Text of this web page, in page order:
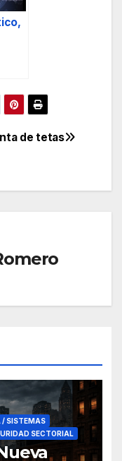
de tetas
/ SISTEMAS
SECTORIAL